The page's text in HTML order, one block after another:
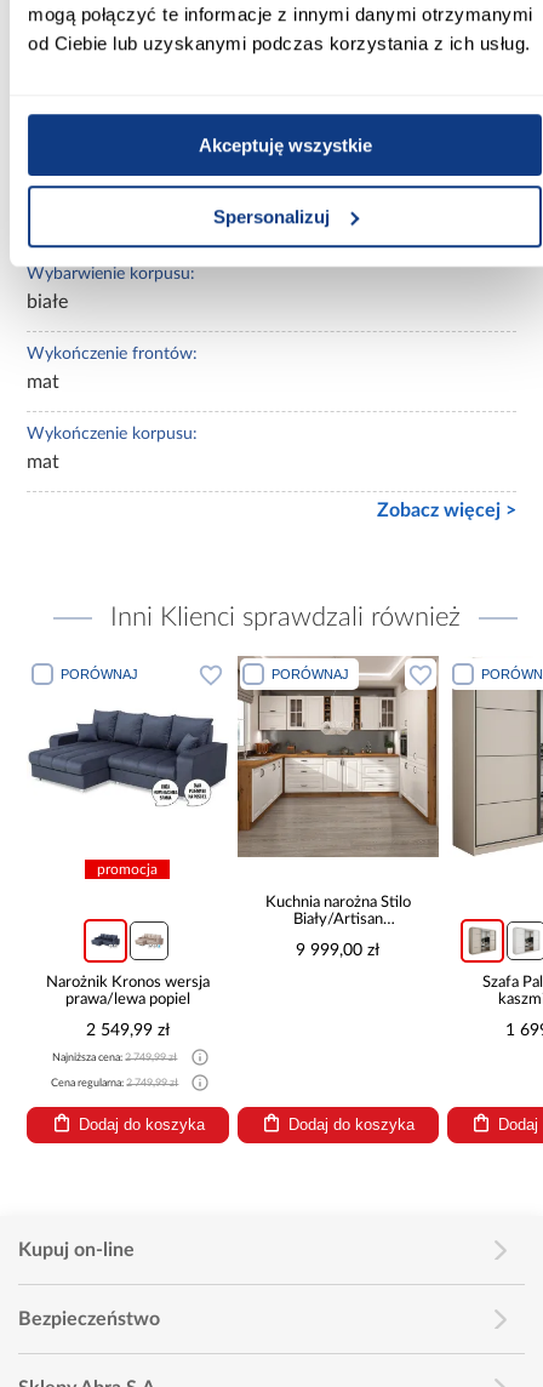
mogą połączyć te informacje z innymi danymi otrzymanymi
od Ciebie lub uzyskanymi podczas korzystania z ich usług.
Akceptuję wszystkie
Spersonalizuj
Kolor frontów:
Kolor korpusu:
Wybarwienie frontów dolnych:
Wybarwienie korpusu:
białe
Wykończenie frontów:
mat
Wykończenie korpusu:
mat
Zobacz więcej >
Inni Klienci sprawdzali również
PORÓWNAJ
promocja
Narożnik Kronos wersja
prawa/lewa popiel
2 549,99 zł
Najniższa cena:2 749,99 zł
Cena regularna:2 749,99 zł
Dodaj do koszyka
PORÓWNAJ
Kuchnia narożna Stilo
Biały/Artisan
9 999,00 zł
Dodaj do koszyka
Szafa
1
Kupuj on-line
Bezpieczeństwo